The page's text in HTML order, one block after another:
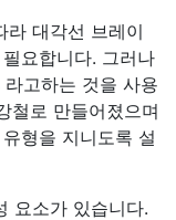
라 대각선 브레이
요합니다. 그러나
라고하는 것을 사용
철로 만들어졌으며
형을 지니도록 설
요소가 있습니다.